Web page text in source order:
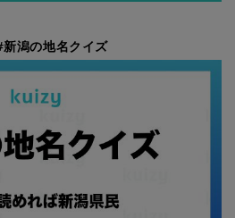
潟の地名クイズ